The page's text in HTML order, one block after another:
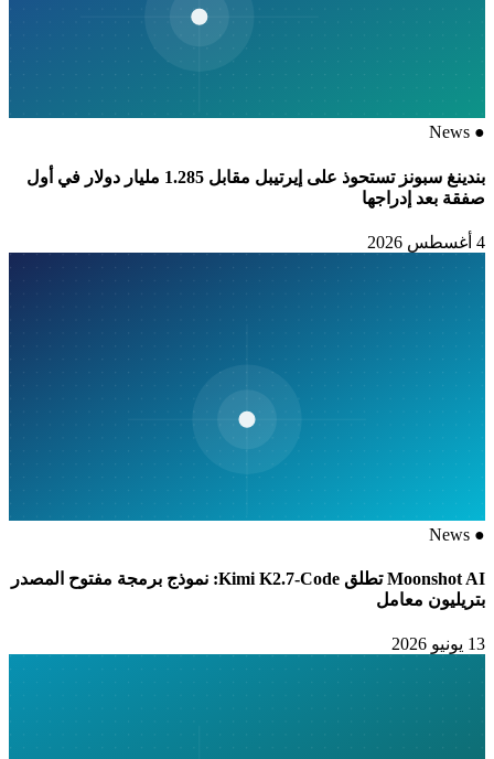
●
News
بندينغ سبونز تستحوذ على إيرتيبل مقابل 1.285 مليار دولار في أول
صفقة بعد إدراجها
●
News
Moonshot AI تطلق Kimi K2.7-Code: نموذج برمجة مفتوح المصدر
بتريليون معامل
13 يونيو 2026